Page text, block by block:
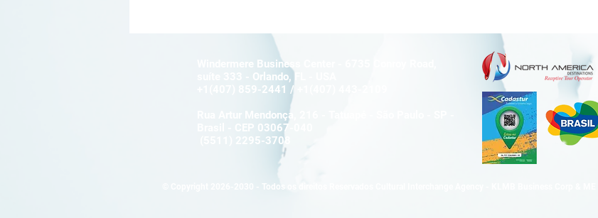
Windermere Business Center - 6735 Conroy Road,
suíte 333 - Orlando, FL - USA
+1(407) 859-2441 / +1(407) 443-2109
Rua Artur Mendonça, 216 - Tatuapé - São Paulo - SP -
Brasil - CEP 03067-040
(5511) 2295-3708
© Copyright 2026-2030 - Todos os direitos Reservados Cultural Interchange Agency - KLMB Business Corp & ME